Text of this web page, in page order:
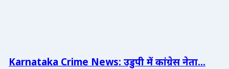
Karnataka Crime News: उडुपी में कांग्रेस नेता...